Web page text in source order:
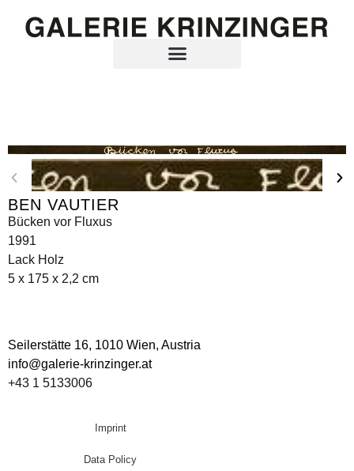
BEN VAUTIER
Bücken vor Fluxus
1991
Lack Holz
5 x 175 x 2,2 cm
Seilerstätte 16, 1010 Wien, Austria
info@galerie-krinzinger.at
+43 1 5133006
Imprint
Data Policy